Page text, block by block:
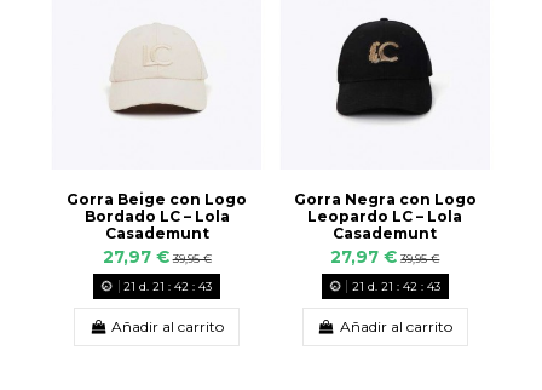
Gorra Beige con Logo
Bordado LC – Lola
Casademunt
27,97 € 39,95 €
21 d. 21 : 42 : 42
Añadir al carrito
Gorra Negra con Logo
Leopardo LC – Lola
Casademunt
27,97 € 39,95 €
21 d. 21 : 42 : 42
Añadir al carrito